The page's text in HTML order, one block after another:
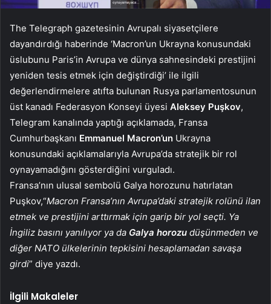
The Telegraph gazetesinin Avrupalı siyasetçilere
dayandırdığı haberinde ‘Macron’un Ukrayna konusundaki
üslubunu Paris’in Avrupa ve dünya sahnesindeki prestijini
yeniden tesis etmek için değiştirdiği’ ile ilgili
değerlendirmelere atıfta bulunan Rusya parlamentosunun
üst kanadı Federasyon Konseyi üyesi Aleksey Puşkov,
Telegram kanalında yaptığı açıklamada, Fransa
Cumhurbaşkanı Emmanuel Macron’un Ukrayna
konusundaki açıklamalarıyla Avrupa’da stratejik bir rol
oynayamadığını gösterdiğini vurguladı.
Fransa’nın ulusal sembolü Galya horozunu hatırlatan
Puşkov,“Macron Fransa’nın Avrupa’daki stratejik rolünü ilan
etmek ve prestijini arttırmak için garip bir yol seçti. Ya
İngiliz basını yanılıyor ya da Galya horozu düşünmeden ve
diğer NATO ülkelerinin tepkisini hesaplamadan savaşa
girdi” diye yazdı.
İlgili Makaleler